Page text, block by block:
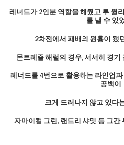
레너드가 2인분 역할을 해줬고 루 윌
를 낼 수 있
2차전에서 패배의 원흉이 됐
몬트레즐 해럴의 경우, 서서히 경기
레너드를 4번으로 활용하는 라인업
공백이
크게 드러나지 않고 있다
자마이컬 그린, 랜드리 샤밋 등 그간